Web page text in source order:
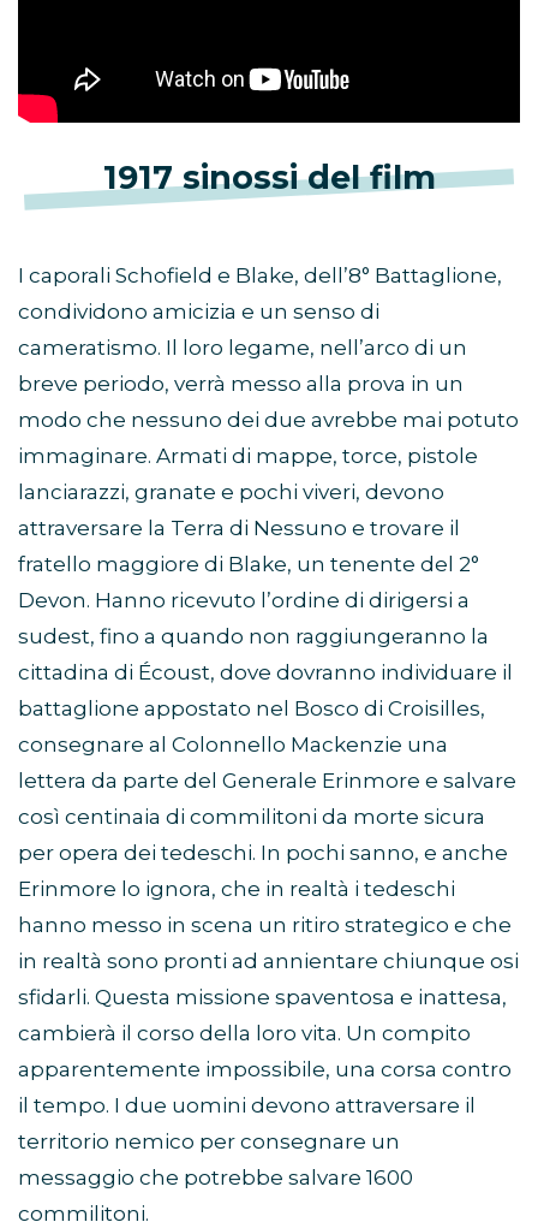
1917 sinossi del film
I caporali Schofield e Blake, dell’8° Battaglione,
condividono amicizia e un senso di
cameratismo. Il loro legame, nell’arco di un
breve periodo, verrà messo alla prova in un
modo che nessuno dei due avrebbe mai potuto
immaginare. Armati di mappe, torce, pistole
lanciarazzi, granate e pochi viveri, devono
attraversare la Terra di Nessuno e trovare il
fratello maggiore di Blake, un tenente del 2°
Devon. Hanno ricevuto l’ordine di dirigersi a
sudest, fino a quando non raggiungeranno la
cittadina di Écoust, dove dovranno individuare il
battaglione appostato nel Bosco di Croisilles,
consegnare al Colonnello Mackenzie una
lettera da parte del Generale Erinmore e salvare
così centinaia di commilitoni da morte sicura
per opera dei tedeschi. In pochi sanno, e anche
Erinmore lo ignora, che in realtà i tedeschi
hanno messo in scena un ritiro strategico e che
in realtà sono pronti ad annientare chiunque osi
sfidarli. Questa missione spaventosa e inattesa,
cambierà il corso della loro vita. Un compito
apparentemente impossibile, una corsa contro
il tempo. I due uomini devono attraversare il
territorio nemico per consegnare un
messaggio che potrebbe salvare 1600
commilitoni.